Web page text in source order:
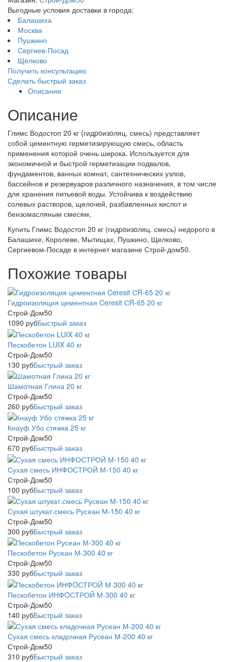
Выгодные условия доставки в города:
Балашиха
Москва
Пушкино
Сергиев-Посад
Щелково
Получить консультацию
Сделать быстрый заказ
Описание
Описание
Глимс Водостоп 20 кг (гидpoизoляц. смесь) представляет
собой цементную герметизирующую смесь, область
применения которой очень широка. Используется для
экономичной и быстрой герметизации подвалов,
фундаментов, ванных комнат, сантехнических узлов,
бассейнов и резервуаров различного назначения, в том числе
для хранения питьевой воды. Устойчива к воздействию
солевых растворов, щелочей, разбавленных кислот и
бензомасляным смесям,
Купить Глимс Водостоп 20 кг (гидpoизoляц. смесь) недорого в
Балашихе, Королеве, Мытищах, Пушкино, Щелково,
Сергиевом-Посаде в интернет магазине Строй-дом50.
Похожие товары
Гидроизоляция цементная Ceresit СR-65 20 кг
Строй-Дом50
1090 рубБыстрый заказ
Пескобетон LUIX 40 кг
Строй-Дом50
130 рубБыстрый заказ
Шамотная Глина 20 кг
Строй-Дом50
260 рубБыстрый заказ
Кнауф Убо стяжка 25 кг
Строй-Дом50
670 рубБыстрый заказ
Сухая смесь ИНФОСТРОЙ М-150 40 кг
Строй-Дом50
100 рубБыстрый заказ
Сухая штукат.смесь Русеан М-150 40 кг
Строй-Дом50
300 рубБыстрый заказ
Пескобетон Русеан М-300 40 кг
Строй-Дом50
330 рубБыстрый заказ
Пескобетон ИНФOСТРОЙ М-300 40 кг
Строй-Дом50
140 рубБыстрый заказ
Сухая смесь кладочная Русеан М-200 40 кг
Строй-Дом50
310 рубБыстрый заказ